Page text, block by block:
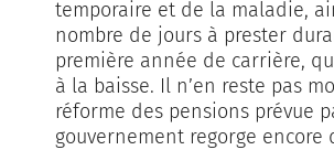
temporaire et de la maladie,
nombre de jours à prester
première année de carrière,
à la baisse. Il n’en reste pas
réforme des pensions prévue
gouvernement regorge encore